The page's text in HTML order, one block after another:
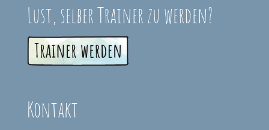
Lust, selber Trainer zu werden?
Kontakt